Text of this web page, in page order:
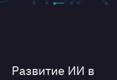
Развитие ИИ в